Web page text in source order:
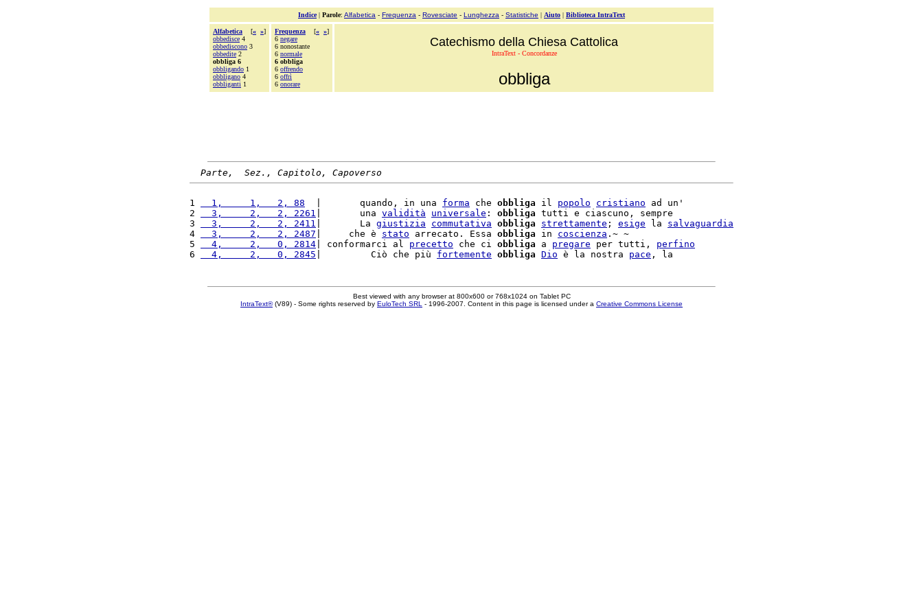
Indice| Parole: Alfabetica - Frequenza - Rovesciate - Lunghezza - Statistiche | Aiuto | Biblioteca IntraText
Alfabetica [« »]
obbedisce 4
obbediscono 3
obbedite 2
obbliga 6
obbligando 1
obbligano 4
obbliganti 1
Frequenza [« »]
6 negare
6 nonostante
6 normale
6 obbliga
6 offrendo
6 offrì
6 onorare
Catechismo della Chiesa Cattolica
IntraText - Concordanze
obbliga
Parte,  Sez., Capitolo, Capoverso
1
  1,     1,   2, 88
  |       quando, in una
forma che obbliga il popolo cristiano ad un'
2
  3,     2,   2, 2261
|       una validità universale : obbliga tutti e ciascuno, sempre
3
  3,     2,   2, 2411
|       La giustizia commutativa obbliga strettamente ; esige la salvaguardia
4
  3,     2,   2, 2487
|     che è stato arrecato. Essa obbliga in coscienza .~ ~
5
  4,     2,   0, 2814
| conformarci al precetto che ci obbliga a pregare per tutti, perfino
6
  4,     2,   0, 2845
|         Ciò che più fortemente obbliga Dio è la nostra pace
Best viewed with any browser at 800x600 or 768x1024 on Tablet PC
IntraText®(V89) - Some rights reserved by EuloTech SRL - 1996-2007. Content in this page is licensed under a Creative Commons License